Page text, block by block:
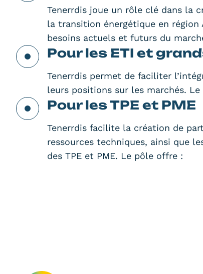
Tenerrdis joue un rôle clé dans la
la transition énergétique en région
besoins actuels et futurs du
Pour les ETI et
Tenerrdis permet de faciliter
leurs positions sur les marchés.
Pour les TPE et PME
Tenerrdis facilite la création de
ressources techniques, ainsi que
des TPE et PME. Le pôle offre :